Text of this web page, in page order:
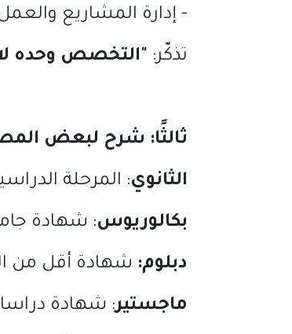
- إدارة المشاريع
تذكّر:
"التخصص وحده
ثالثًا: شرح لبعض
الثانوي: المرحلة
بكالوريوس: شهادة
دبلوم: شهادة أقل من
ماجستير: شهادة